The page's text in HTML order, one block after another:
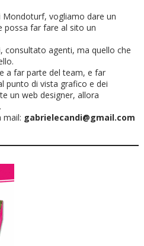
Mondoturf, vogliamo dare un
possa far fare al sito un
agenti, ma quello che
a far parte del team, e far
punto di vista grafico e dei
un web designer, allora
mail: gabrielecandi@gmail.com